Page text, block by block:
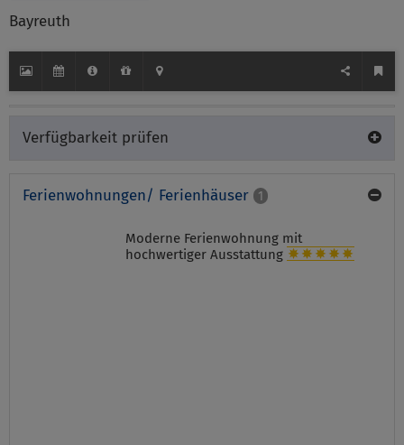
Bayreuth
Verfügbarkeit prüfen
Ferienwohnungen/ Ferienhäuser 1
Moderne Ferienwohnung mit
hochwertiger Ausstattung